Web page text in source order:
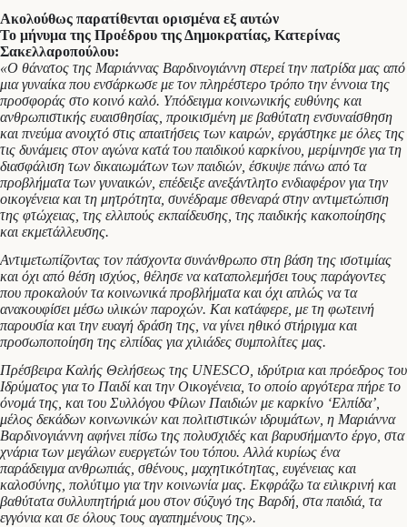
Ακολούθως παρατίθενται ορισμένα εξ αυτών
Το μήνυμα της Προέδρου της Δημοκρατίας, Κατερίνας
Σακελλαροπούλου:
«Ο θάνατος της Μαριάννας Βαρδινογιάννη στερεί την πατρίδα μας από
μια γυναίκα που ενσάρκωσε με τον πληρέστερο τρόπο την έννοια της
προσφοράς στο κοινό καλό. Υπόδειγμα κοινωνικής ευθύνης και
ανθρωπιστικής ευαισθησίας, προικισμένη με βαθύτατη ενσυναίσθηση
και πνεύμα ανοιχτό στις απαιτήσεις των καιρών, εργάστηκε με όλες της
τις δυνάμεις στον αγώνα κατά του παιδικού καρκίνου, μερίμνησε για τη
διασφάλιση των δικαιωμάτων των παιδιών, έσκυψε πάνω από τα
προβλήματα των γυναικών, επέδειξε ανεξάντλητο ενδιαφέρον για την
οικογένεια και τη μητρότητα, συνέδραμε σθεναρά στην αντιμετώπιση
της φτώχειας, της ελλιπούς εκπαίδευσης, της παιδικής κακοποίησης
και εκμετάλλευσης.
Αντιμετωπίζοντας τον πάσχοντα συνάνθρωπο στη βάση της ισοτιμίας
και όχι από θέση ισχύος, θέλησε να καταπολεμήσει τους παράγοντες
που προκαλούν τα κοινωνικά προβλήματα και όχι απλώς να τα
ανακουφίσει μέσω υλικών παροχών. Και κατάφερε, με τη φωτεινή
παρουσία και την ευαγή δράση της, να γίνει ηθικό στήριγμα και
προσωποποίηση της ελπίδας για χιλιάδες συμπολίτες μας.
Πρέσβειρα Καλής Θελήσεως της UNESCO, ιδρύτρια και πρόεδρος του
Ιδρύματος για το Παιδί και την Οικογένεια, το οποίο αργότερα πήρε το
όνομά της, και του Συλλόγου Φίλων Παιδιών με καρκίνο ‘Ελπίδα’,
μέλος δεκάδων κοινωνικών και πολιτιστικών ιδρυμάτων, η Μαριάννα
Βαρδινογιάννη αφήνει πίσω της πολυσχιδές και βαρυσήμαντο έργο, στα
χνάρια των μεγάλων ευεργετών του τόπου. Αλλά κυρίως ένα
παράδειγμα ανθρωπιάς, σθένους, μαχητικότητας, ευγένειας και
καλοσύνης, πολύτιμο για την κοινωνία μας. Εκφράζω τα ειλικρινή και
βαθύτατα συλλυπητήριά μου στον σύζυγό της Βαρδή, στα παιδιά, τα
εγγόνια και σε όλους τους αγαπημένους της».